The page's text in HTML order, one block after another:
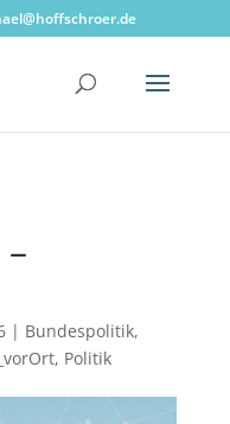
| Bundespolitik,
, Politik